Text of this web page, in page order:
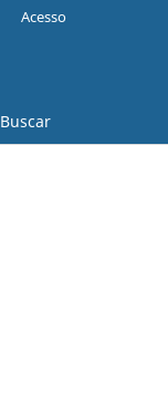
Buscar
Acesso